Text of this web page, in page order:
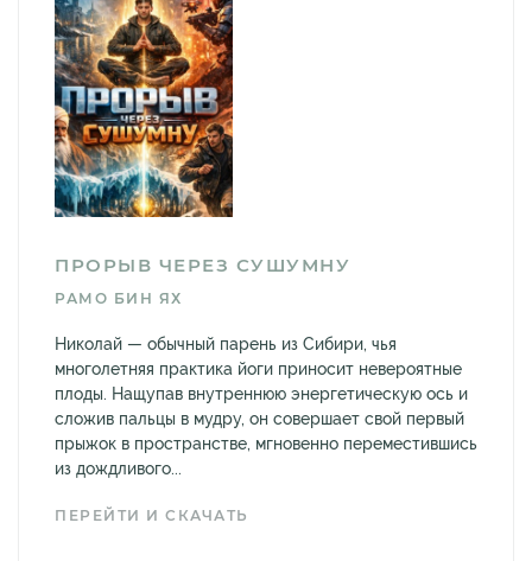
ПРОРЫВ ЧЕРЕЗ СУШУМНУ
РАМО БИН ЯХ
Николай — обычный парень из Сибири, чья
многолетняя практика йоги приносит невероятные
плоды. Нащупав внутреннюю энергетическую ось и
сложив пальцы в мудру, он совершает свой первый
прыжок в пространстве, мгновенно переместившись
из дождливого...
ПЕРЕЙТИ И СКАЧАТЬ